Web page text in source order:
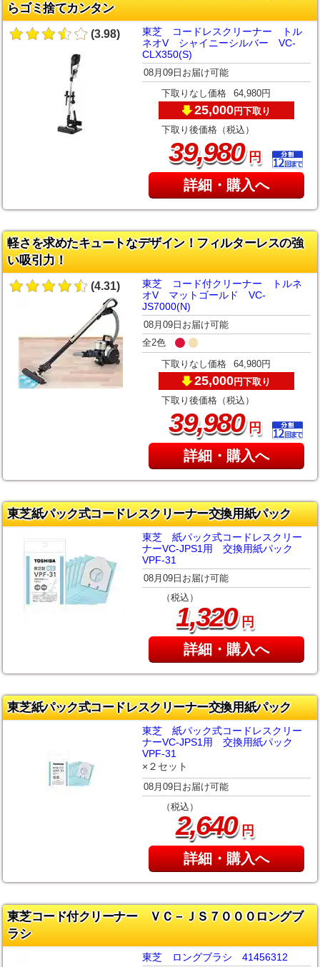
らゴミ捨てカンタン
(3.98)
東芝 コードレスクリーナー トル
ネオV シャイニーシルバー VC-
CLX350(S)
08月09日お届け可能
下取りなし価格 64,980円
25,000円下取り
下取り後価格（税込）
39,980円
詳細・購入へ
軽さを求めたキュートなデザイン！フィルターレスの強
い吸引力！
(4.31)
東芝 コード付クリーナー トルネ
オV マットゴールド VC-
JS7000(N)
08月09日お届け可能
全2色
下取りなし価格 64,980円
25,000円下取り
下取り後価格（税込）
39,980円
詳細・購入へ
東芝紙パック式コードレスクリーナー交換用紙パック
東芝 紙パック式コードレスクリー
ナーVC-JPS1用 交換用紙パック
VPF-31
08月09日お届け可能
（税込）
1,320円
詳細・購入へ
東芝紙パック式コードレスクリーナー交換用紙パック
東芝 紙パック式コードレスクリー
ナーVC-JPS1用 交換用紙パック
VPF-31
×２セット
08月09日お届け可能
（税込）
2,640円
詳細・購入へ
東芝コード付クリーナー ＶＣ－ＪＳ７０００ロングブ
ラシ
東芝 ロングブラシ 41456312